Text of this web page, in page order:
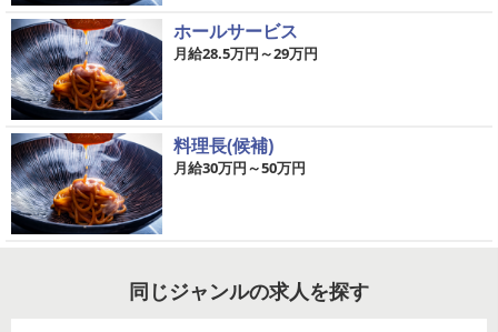
ホールサービス
月給28.5万円～29万円
料理長(候補)
月給30万円～50万円
同じジャンルの求人を探す